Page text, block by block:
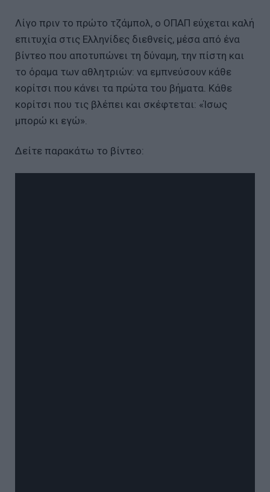
Λίγο πριν το πρώτο τζάμπολ, ο ΟΠΑΠ εύχεται καλή
επιτυχία στις Ελληνίδες διεθνείς, μέσα από ένα
βίντεο που αποτυπώνει τη δύναμη, την πίστη και
το όραμα των αθλητριών: να εμπνεύσουν κάθε
κορίτσι που κάνει τα πρώτα του βήματα. Κάθε
κορίτσι που τις βλέπει και σκέφτεται: «Ίσως
μπορώ κι εγώ».
Δείτε παρακάτω το βίντεο: